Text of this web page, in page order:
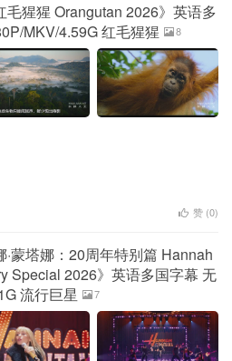
毛猩猩 Orangutan 2026》英语多
MKV/4.59G 红毛猩猩
8
赞 (0)
·蒙塔娜：20周年特别篇 Hannah
Special 2026》英语多国字幕 无
流行巨星
7